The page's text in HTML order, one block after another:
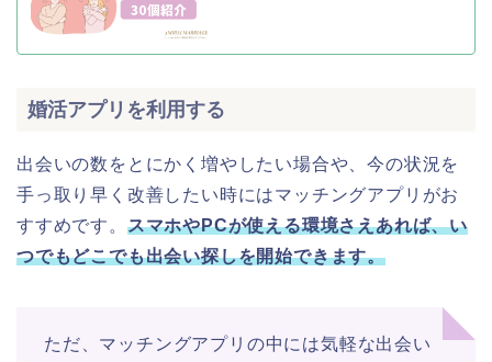
婚活アプリを利用する
出会いの数をとにかく増やしたい場合や、今の状況を
手っ取り早く改善したい時にはマッチングアプリがお
すすめです。 スマホやPCが使える環境さえあれば、い
つでもどこでも出会い探しを開始できます。
ただ、マッチングアプリの中には気軽な出会い